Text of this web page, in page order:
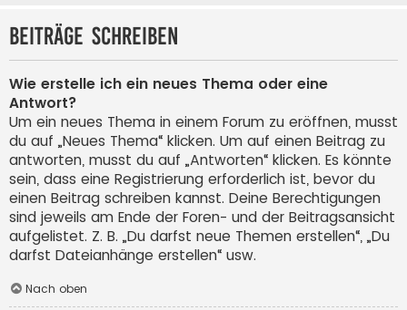
Beiträge schreiben
Wie erstelle ich ein neues Thema oder eine
Antwort?
Um ein neues Thema in einem Forum zu eröffnen, musst
du auf „Neues Thema“ klicken. Um auf einen Beitrag zu
antworten, musst du auf „Antworten“ klicken. Es könnte
sein, dass eine Registrierung erforderlich ist, bevor du
einen Beitrag schreiben kannst. Deine Berechtigungen
sind jeweils am Ende der Foren- und der Beitragsansicht
aufgelistet. Z. B. „Du darfst neue Themen erstellen“, „Du
darfst Dateianhänge erstellen“ usw.
Nach oben